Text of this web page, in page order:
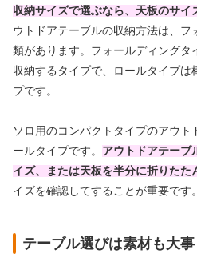
収納サイズで選ぶなら、天板のサイ
ウトドアテーブルの収納方法は、フ
類があります。フォールディングタ
収納するタイプで、ロールタイプは
プです。
ソロ用のコンパクトタイプのアウト
ールタイプです。 アウトドアテーブ
イズ、または天板を半分に折りたた
イズを確認してすることが重要です。
テーブル選びは素材も大事